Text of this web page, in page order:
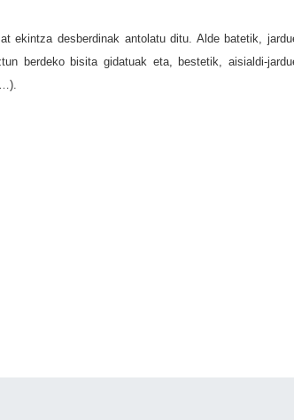
ekintza desberdinak antolatu ditu. Alde batetik,
berdeko bisita gidatuak eta, bestetik, aisialdi-